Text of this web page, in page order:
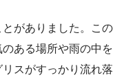
がありました。この
ある場所や雨の中を
スがすっかり流れ落